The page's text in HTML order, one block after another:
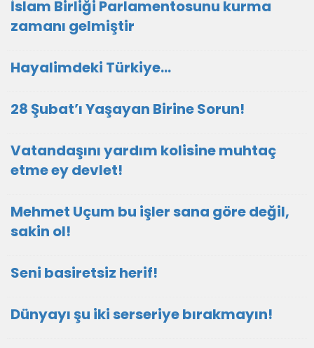
İslam Birliği Parlamentosunu kurma
zamanı gelmiştir
Hayalimdeki Türkiye…
28 Şubat’ı Yaşayan Birine Sorun!
Vatandaşını yardım kolisine muhtaç
etme ey devlet!
Mehmet Uçum bu işler sana göre değil,
sakin ol!
Seni basiretsiz herif!
Dünyayı şu iki serseriye bırakmayın!